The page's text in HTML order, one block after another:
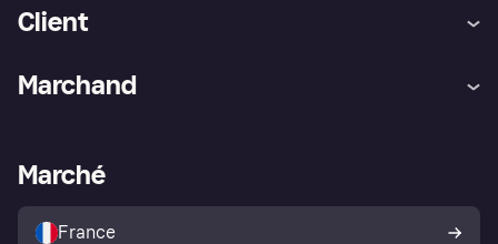
Client
Explorez les magasins
Politique de protection de
l’acheteur Klarna
Marchand
Portail Marchand
Marché
France